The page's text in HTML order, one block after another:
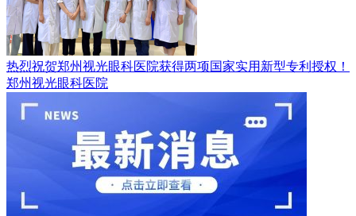
热烈祝贺郑州视光眼科医院获得两项国家实用新型专利授权！
郑州视光眼科医院